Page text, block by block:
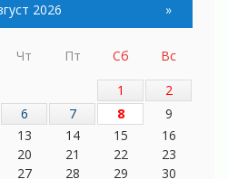
фронта
2026 »
Чт Пт Сб
Вс
1
2
6 7 8
9
13 14 15
16
20 21 22
23
27 28 29
30